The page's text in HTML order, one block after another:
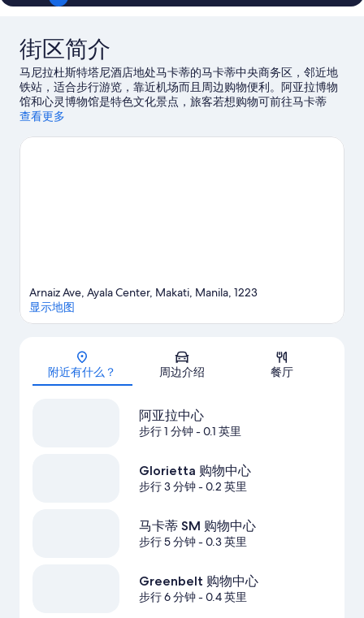
街区简介
马尼拉杜斯特塔尼酒店地处马卡蒂的马卡蒂中央商务区，邻近地
铁站，适合步行游览，靠近机场而且周边购物便利。阿亚拉博物
馆和心灵博物馆是特色文化景点，旅客若想购物可前往马卡蒂
SM 购物中心和Glorietta 购物中心。带孩子一起旅行？切勿错过
查看更多
地图
Arnaiz Ave, Ayala Center, Makati, Manila, 1223
显示地图
附近有什么？ 周边介绍 餐厅
阿亚拉中心
步行 1 分钟- 0.1 英里
Glorietta 购物中心
步行 3 分钟- 0.2 英里
马卡蒂 SM 购物中心
步行 5 分钟- 0.3 英里
Greenbelt 购物中心
步行 6 分钟- 0.4 英里